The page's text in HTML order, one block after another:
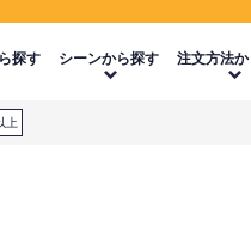
探す シーンから探す 注文方法
上